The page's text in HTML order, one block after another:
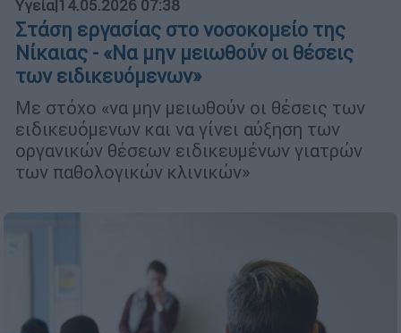
Υγεία|14.05.2026 07:38
Στάση εργασίας στο νοσοκομείο της
Νίκαιας - «Να μην μειωθούν οι θέσεις
των ειδικευόμενων»
Με στόχο «να μην μειωθούν οι θέσεις των
ειδικευόμενων και να γίνει αύξηση των
οργανικών θέσεων ειδικευμένων γιατρών
των παθολογικών κλινικών»